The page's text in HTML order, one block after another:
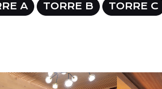
A TORRE B TORRE C